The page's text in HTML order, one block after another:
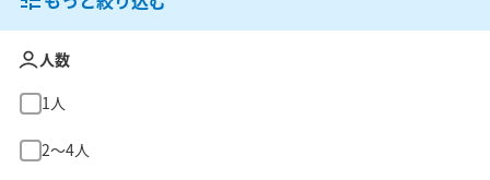
人数
1人
2〜4人